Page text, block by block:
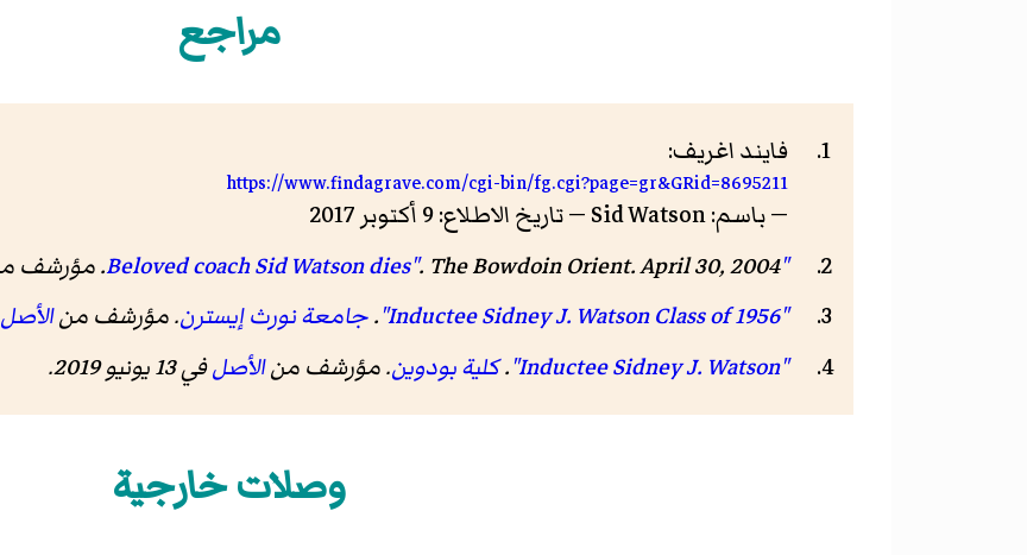
مراجع
فايند اغريف:
https://www.findagrave.com/cgi-bin/fg.cgi?page=gr&GRid=8695211
— باسم: Sid Watson — تاريخ الاطلاع: 9 أكتوبر 2017
"Beloved coach Sid Watson dies"
. The Bowdoin Orient. April 30, 2004. مؤرشف من
"Inductee Sidney J. Watson Class of 1956"
.جامعة نورث إيسترن. مؤرشف منالأصل
"Inductee Sidney J. Watson"
.كلية بودوين. مؤرشف منالأصلفي 13 يونيو 2019 .
وصلات خارجية